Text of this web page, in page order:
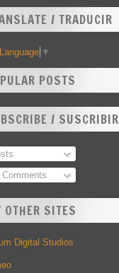
/ TRADUCIR
▼
POSTS
/ SUSCRIBIR
OTHER SITES
Digital Studios